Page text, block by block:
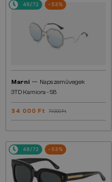
48/72 -53%
Marni — Napszemüvegek
3TD Kamiora - 58
34 000 Ft 71 000 Ft
48/72 -53%